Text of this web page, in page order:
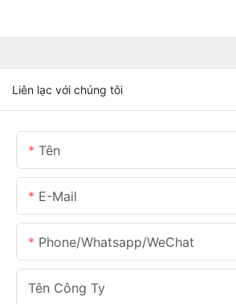
Liên lạc với chúng tôi
Tên
E-Mail
Phone/Whatsapp/WeChat
Tên Công Ty